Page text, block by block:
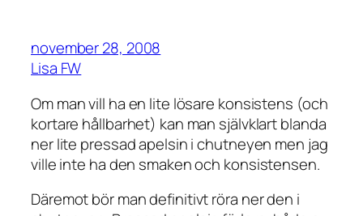
november 28, 2008
Lisa FW
Om man vill ha en lite lösare konsistens (och
kortare hållbarhet) kan man självklart blanda
ner lite pressad apelsin i chutneyen men jag
ville inte ha den smaken och konsistensen.
Däremot bör man definitivt röra ner den i